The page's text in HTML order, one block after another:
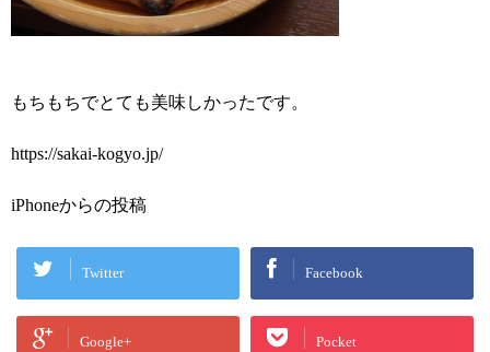
もちもちでとても美味しかったです。
https://sakai-kogyo.jp/
iPhoneからの投稿
Twitter Facebook
Google+ Pocket